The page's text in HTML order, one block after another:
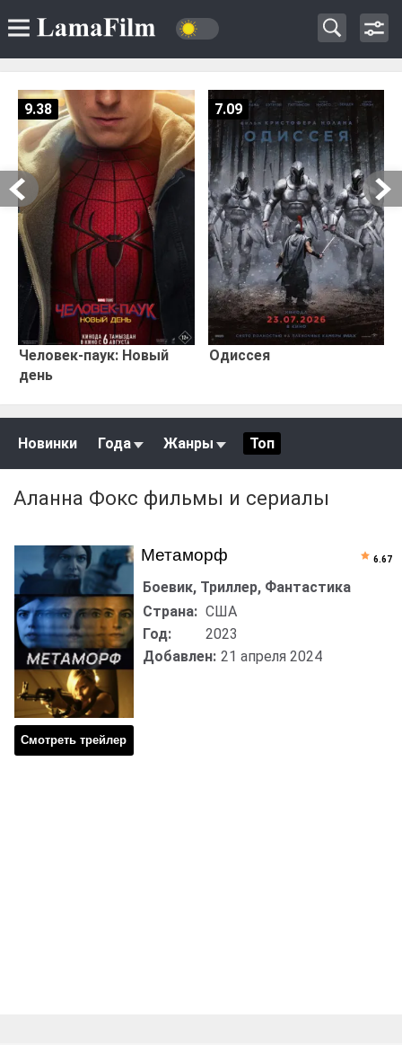
Человек-паук: Новый
день
9.38
Одиссея
7.09
Новинки Года Жанры Топ
Аланна Фокс фильмы и сериалы
Метаморф
Смотреть трейлер
Боевик, Триллер, Фантастика
Страна: США
Год:
2023
Добавлен: 21 апреля 2024
6.67